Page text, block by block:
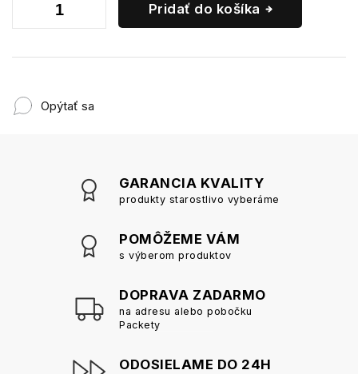
Pridať do košíka
Opýtať sa
GARANCIA KVALITY
produkty starostlivo vyberáme
POMÔŽEME VÁM
s výberom produktov
DOPRAVA ZADARMO
na adresu alebo pobočku
Packety
ODOSIELAME DO 24H